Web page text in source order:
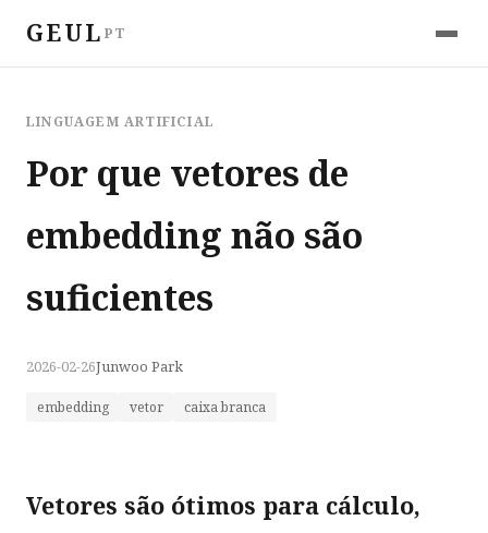
GEUL PT
LINGUAGEM ARTIFICIAL
Por que vetores de
embedding não são
suficientes
2026-02-26Junwoo Park
embedding vetor caixa branca
Vetores são ótimos para cálculo,